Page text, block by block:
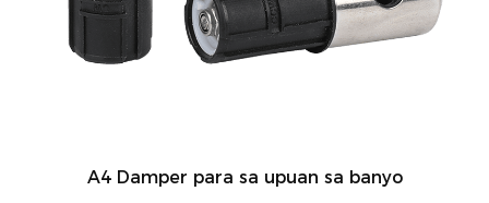
A4 Damper para sa upuan sa banyo